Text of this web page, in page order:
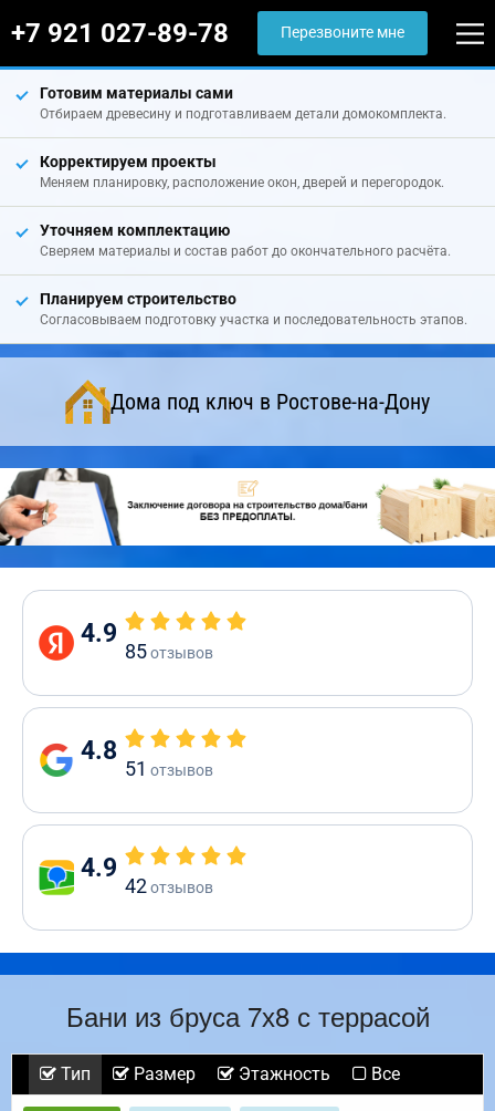
+7 921 027-89-78 Перезвоните мне
Готовим материалы сами
Отбираем древесину и подготавливаем детали домокомплекта.
Корректируем проекты
Меняем планировку, расположение окон, дверей и перегородок.
Уточняем комплектацию
Сверяем материалы и состав работ до окончательного расчёта.
Планируем строительство
Согласовываем подготовку участка и последовательность этапов.
Дома под ключ в Ростове-на-Дону
4.9
85отзывов
4.8
51 отзывов
4.9
42отзывов
Бани из бруса 7х8 с террасой
Тип Размер Этажность Все